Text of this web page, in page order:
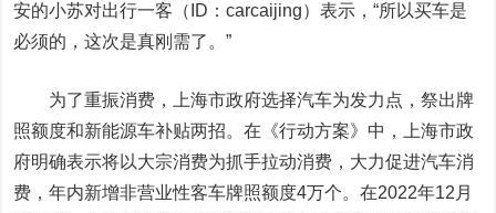
安的小苏对出行一客（ID：carcaijing）表示，“所以买车是
必须的，这次是真刚需了。”
为了重振消费，上海市政府选择汽车为发力点，祭出牌
照额度和新能源车补贴两招。在《行动方案》中，上海市政
府明确表示将以大宗消费为抓手拉动消费，大力促进汽车消
费，年内新增非营业性客车牌照额度4万个。在2022年12月